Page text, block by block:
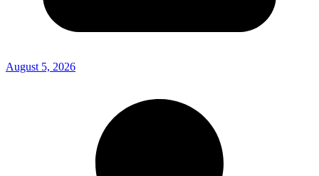
August 5, 2026